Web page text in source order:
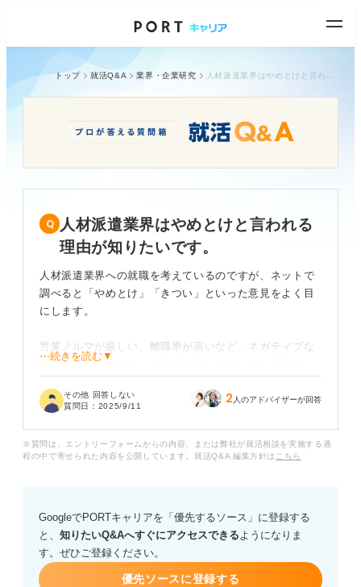
トップ 就活Q&A 業界・企業研究
人材派遣業界はやめとけと言われる
理由が知りたいです。
人材派遣業界への就職を考えているのですが、ネットで
調べると「やめとけ」「きつい」といった意見をよく目
にします。
営業ノルマが厳しい、離職率が高いなど、ネガティブな
情報が多く、本当にこの業界を選んで良いのか不安で
りがいなどについて、リアルな話を聞きたいです。
⋯続きを読む▼
その他 回答しない
質問日： 2025/9/11 2 人のアドバイザーが回答
※質問は、エントリーフォームからの内容、または弊社が就活相談を実施する過
程の中で寄せられた内容を公開しています。就活Q&A 編集方針は こちら
GoogleでPORTキャリアを「優先するソース」に登録する
と、 知りたいQ&Aへすぐにアクセスできるようになりま
す。ぜひご登録ください。
優先ソースに登録する